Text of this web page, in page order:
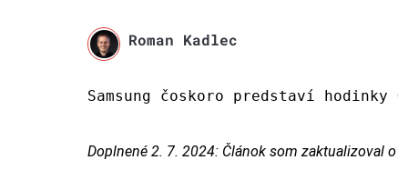
Roman Kadlec
Samsung čoskoro predstaví
Doplnené 2. 7. 2024: Článok som zaktualizoval